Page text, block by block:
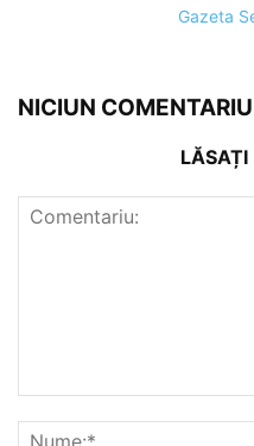
Gazeta
NICIUN COMENTARIU
LĂSAȚI